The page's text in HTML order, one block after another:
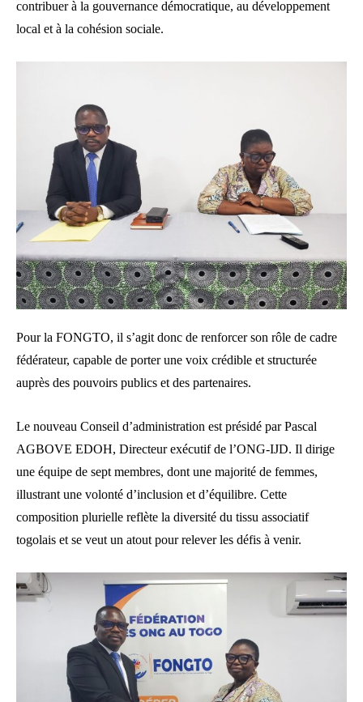
contribuer à la gouvernance démocratique, au développement
local et à la cohésion sociale.
Pour la FONGTO, il s’agit donc de renforcer son rôle de cadre
fédérateur, capable de porter une voix crédible et structurée
auprès des pouvoirs publics et des partenaires.
Le nouveau Conseil d’administration est présidé par Pascal
AGBOVE EDOH, Directeur exécutif de l’ONG-IJD. Il dirige
une équipe de sept membres, dont une majorité de femmes,
illustrant une volonté d’inclusion et d’équilibre. Cette
composition plurielle reflète la diversité du tissu associatif
togolais et se veut un atout pour relever les défis à venir.